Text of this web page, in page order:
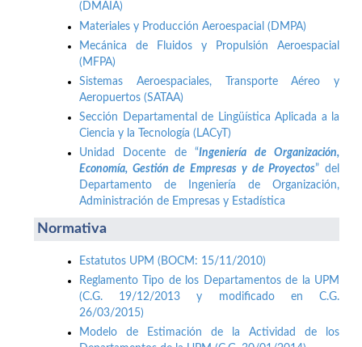
(DMAIA)
Materiales y Producción Aeroespacial (DMPA)
Mecánica de Fluidos y Propulsión Aeroespacial
(MFPA)
Sistemas Aeroespaciales, Transporte Aéreo y
Aeropuertos (SATAA)
Sección Departamental de Lingüística Aplicada a la
Ciencia y la Tecnología (LACyT)
Unidad Docente de “Ingeniería de Organización,
Economía, Gestión de Empresas y de Proyectos” del
Departamento de Ingeniería de Organización,
Administración de Empresas y Estadística
Normativa
Estatutos UPM (BOCM: 15/11/2010)
Reglamento Tipo de los Departamentos de la UPM
(C.G. 19/12/2013 y modificado en C.G.
26/03/2015)
Modelo de Estimación de la Actividad de los